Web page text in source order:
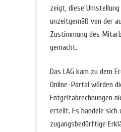
zeigt, diese
unzeitgemäß von der
Zustimmung des
gemacht.
Das LAG kam zu dem
Online-Portal würden
Entgeltabrechnungen
erteilt. Es handele sich
zugangsbedürftige